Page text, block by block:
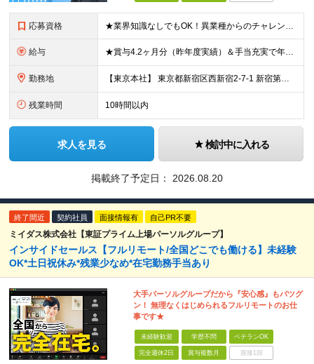
応募資格 ★業界知識なしでもOK！異業種からのチャレンジ大歓迎 ★20代・30代の若手が中心となって活躍中 ◆学歴不問（学歴よりも、意欲とこれまでのご経験を評価する人物重視の採用です） 【必須条件】 ■法人営
給与 ★賞与4.2ヶ月分（昨年度実績）＆手当充実で年収UPも可能！ 月給29万円～35万円 ＋ 賞与年2回 ＋ 各種手当 ※前職（現職）の給与・経験・スキルを最大限考慮して金額を決定します。 ＜充実の手
勤務地 【東京本社】 東京都新宿区西新宿2-7-1 新宿第一生命ビル3階 ★転勤はありません！ ★「都庁前駅」からは駅直通で雨の日も濡れずに通勤可能です◎ ★東京メトロ丸の内線「西新宿駅」からも濡れずに来
残業時間 10時間以内
求人を見る 検討中に入れる
掲載終了予定日： 2026.08.20
終了間近 契約社員 面接情報有 自己PR不要
ミイダス株式会社【東証プライム上場パーソルグループ】
インサイドセールス【フルリモート/全国どこでも働ける】未経験
OK*土日祝休み*残業少なめ*在宅勤務手当あり
大手パーソルグループだから『安心感』もバツグ
ン！ 無理なくはじめられるフルリモートのお仕
事です★
未経験歓迎 学歴不問 ベテランOK
完全週休2日 賞与複数月 面接1回